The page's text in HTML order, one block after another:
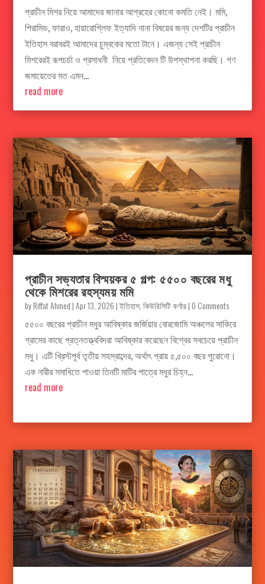
প্রাচীন মিশর নিয়ে আমাদের জানার আগ্রহের কোনো কমতি নেই। মমি,
পিরামিড, ফারাও, হায়ারোগ্লিফ ইত্যাদি নানা বিষয়ের জন্য দেশটির প্রাচীন
ইতিহাস বরাবরই আমাদের চুম্বকের মতো টানে। এজন্য সেই প্রাচীন
মিশরেরই রূপচর্চা ও প্রসাধনী নিয়ে প্রতিবেদন টি‌ উপস্থাপনা করছি। গণ
জমায়েতের মত এমন...
read more
প্রাচীন সভ্যতার বিস্ময়কর ৫ গল্প: ৫৫০০ বছরের মধু
থেকে মিশরের রহস্যময় মমি
byRiffat Ahmed |Apr 13, 2026 |ইতিহাস ,কিউরিসিটি কর্ণার| 0 Comments
৫৫০০ বছরের প্রাচীন মধুর আবিষ্কার জর্জিয়ার বোরজোমি অঞ্চলের সাকিরে
গ্রামের কাছে প্রত্নতত্ত্ববিদরা আবিষ্কার করেছেন বিশ্বের সবচেয়ে প্রাচীন
মধু। এটি খ্রিস্টপূর্ব তৃতীয় সহস্রাব্দের, অর্থাৎ প্রায় ৫,৫০০ বছর পুরোনো।
এক নারীর সমাধিতে পাওয়া তিনটি মাটির পাত্রে মধুর চিহ্ন...
read more